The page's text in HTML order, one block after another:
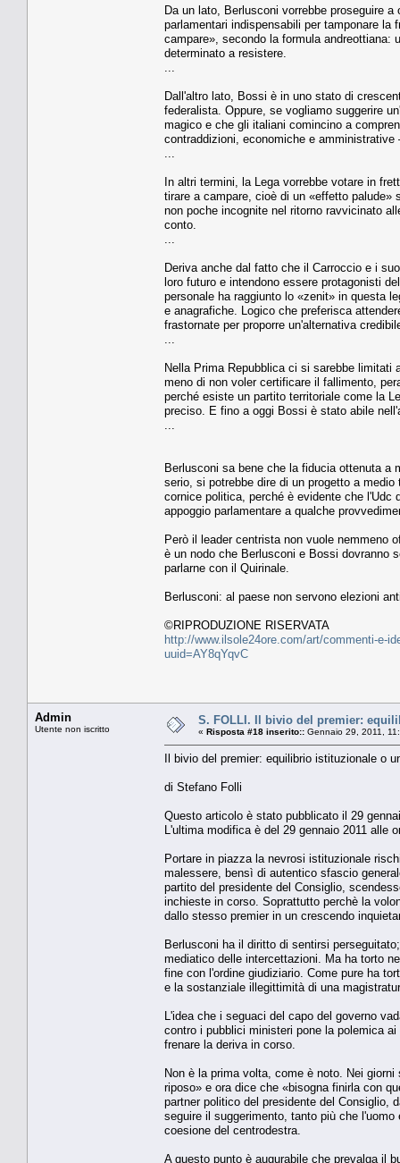
Da un lato, Berlusconi vorrebbe proseguire
parlamentari indispensabili per tamponare
campare», secondo la formula andreottiana:
determinato a resistere.
Dall'altro lato, Bossi è in uno stato di
federalista. Oppure, se vogliamo suggerire
magico e che gli italiani comincino a
contraddizioni, economiche e
In altri termini, la Lega vorrebbe votare in
tirare a campare, cioè di un «effetto
non poche incognite nel ritorno ravvicinato
conto.
Deriva anche dal fatto che il Carroccio e i
loro futuro e intendono essere protagonisti
personale ha raggiunto lo «zenit» in questa
e anagrafiche. Logico che preferisca
frastornate per proporre un'alternativa
Nella Prima Repubblica ci si sarebbe limitati
meno di non voler certificare il fallimento,
perché esiste un partito territoriale come la
preciso. E fino a oggi Bossi è stato abile
Berlusconi sa bene che la fiducia ottenuta a
serio, si potrebbe dire di un progetto a
cornice politica, perché è evidente che l'Udc
appoggio parlamentare a qualche
Però il leader centrista non vuole nemmeno
è un nodo che Berlusconi e Bossi dovranno
parlarne con il Quirinale.
Berlusconi: al paese non servono elezioni
©RIPRODUZIONE RISERVATA
http://www.ilsole24ore.com/art/commenti-e-
uuid=AY8qYqvC
Admin
Utente non iscritto
S. FOLLI. Il bivio del premier:
« Risposta #18 inserito:: Gennaio 29, 2011,
Il bivio del premier: equilibrio istituzionale o
di Stefano Folli
Questo articolo è stato pubblicato il 29
L'ultima modifica è del 29 gennaio 2011 alle
Portare in piazza la nevrosi istituzionale
malessere, bensì di autentico sfascio
partito del presidente del Consiglio,
inchieste in corso. Soprattutto perchè la
dallo stesso premier in un crescendo
Berlusconi ha il diritto di sentirsi
mediatico delle intercettazioni. Ma ha torto
fine con l'ordine giudiziario. Come pure ha
e la sostanziale illegittimità di una
L'idea che i seguaci del capo del governo
contro i pubblici ministeri pone la polemica
frenare la deriva in corso.
Non è la prima volta, come è noto. Nei
riposo» e ora dice che «bisogna finirla con
partner politico del presidente del Consiglio,
seguire il suggerimento, tanto più che
coesione del centrodestra.
A questo punto è augurabile che prevalga il